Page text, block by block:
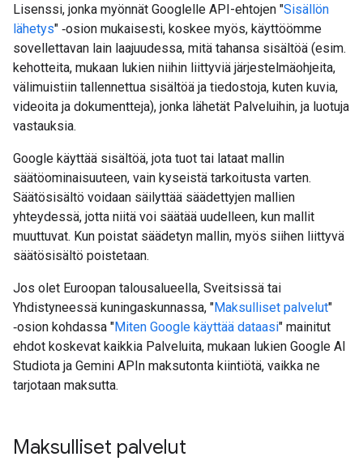
Lisenssi, jonka myönnät Googlelle API-ehtojen "Sisällön
lähetys" ‑osion mukaisesti, koskee myös, käyttöömme
sovellettavan lain laajuudessa, mitä tahansa sisältöä (esim.
kehotteita, mukaan lukien niihin liittyviä järjestelmäohjeita,
välimuistiin tallennettua sisältöä ja tiedostoja, kuten kuvia,
videoita ja dokumentteja), jonka lähetät Palveluihin, ja luotuja
vastauksia.
Google käyttää sisältöä, jota tuot tai lataat mallin
säätöominaisuuteen, vain kyseistä tarkoitusta varten.
Säätösisältö voidaan säilyttää säädettyjen mallien
yhteydessä, jotta niitä voi säätää uudelleen, kun mallit
muuttuvat. Kun poistat säädetyn mallin, myös siihen liittyvä
säätösisältö poistetaan.
Jos olet Euroopan talousalueella, Sveitsissä tai
Yhdistyneessä kuningaskunnassa, "Maksulliset palvelut"
‑osion kohdassa "Miten Google käyttää dataasi" mainitut
ehdot koskevat kaikkia Palveluita, mukaan lukien Google AI
Studiota ja Gemini APIn maksutonta kiintiötä, vaikka ne
tarjotaan maksutta.
Maksulliset palvelut